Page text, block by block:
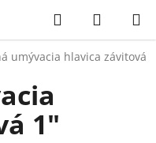
Hľadať
KOŠÍK
umývacia hlavica závitová
1"